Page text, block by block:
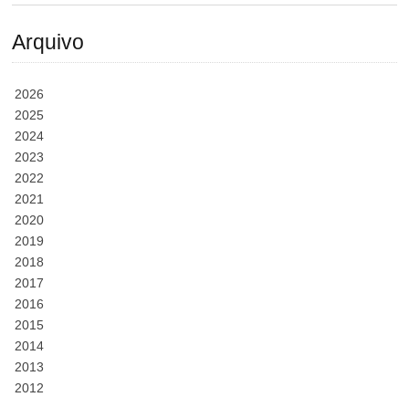
Arquivo
2026
2025
2024
2023
2022
2021
2020
2019
2018
2017
2016
2015
2014
2013
2012